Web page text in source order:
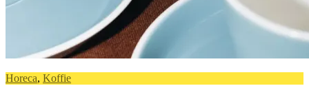
Horeca, Koffie